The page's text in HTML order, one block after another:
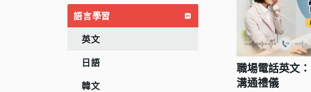
語言學習
英文
日語
韓文
職場電話英文
溝通禮儀